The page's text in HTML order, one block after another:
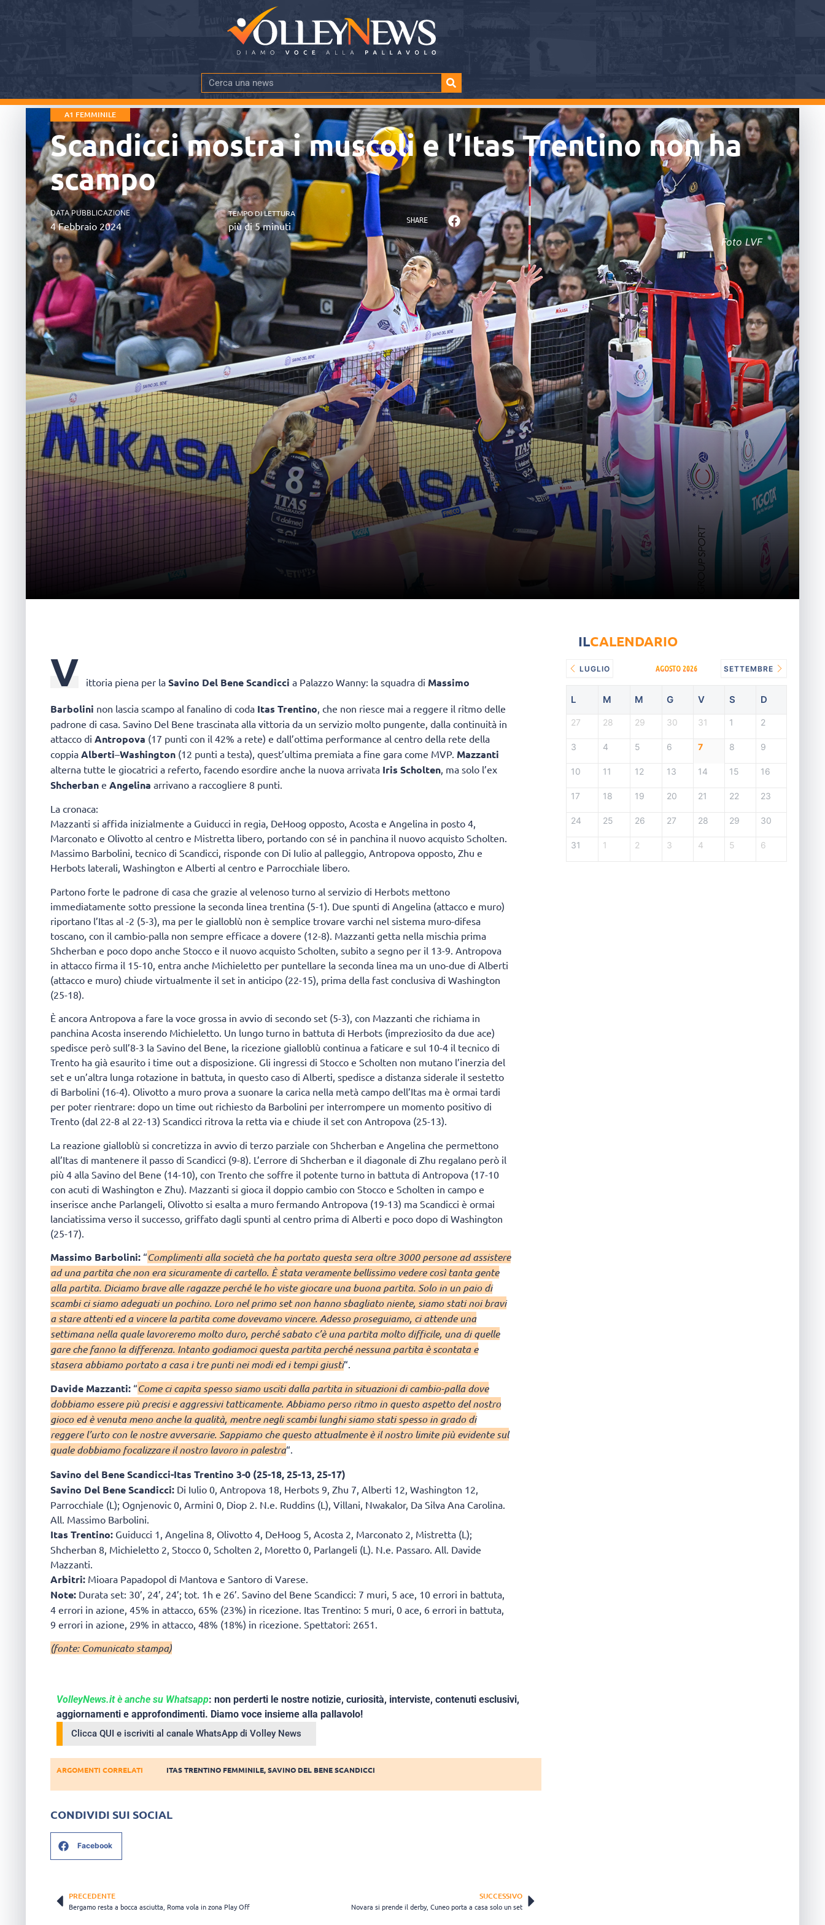
A1 FEMMINILE
Scandicci mostra i muscoli e l’Itas Trentino non ha
scampo
DATA PUBBLICAZIONE
4 Febbraio 2024
TEMPO DI LETTURA
più di 5 minuti SHARE
Foto LVF
V ittoria piena per la Savino Del Bene Scandicci a Palazzo Wanny: la squadra di Massimo
Barbolini non lascia scampo al fanalino di coda Itas Trentino , che non riesce mai a reggere il ritmo delle
padrone di casa. Savino Del Bene trascinata alla vittoria da un servizio molto pungente, dalla continuità in
attacco di Antropova (17 punti con il 42% a rete) e dall’ottima performance al centro della rete della
coppia Alberti–Washington (12 punti a testa), quest’ultima premiata a fine gara come MVP. Mazzanti
alterna tutte le giocatrici a referto, facendo esordire anche la nuova arrivata Iris Scholten , ma solo l’ex
Shcherban e Angelina arrivano a raccogliere 8 punti.
La cronaca:
Mazzanti si affida inizialmente a Guiducci in regia, DeHoog opposto, Acosta e Angelina in posto 4,
Marconato e Olivotto al centro e Mistretta libero, portando con sé in panchina il nuovo acquisto Scholten.
Massimo Barbolini, tecnico di Scandicci, risponde con Di Iulio al palleggio, Antropova opposto, Zhu e
Herbots laterali, Washington e Alberti al centro e Parrocchiale libero.
Partono forte le padrone di casa che grazie al velenoso turno al servizio di Herbots mettono
immediatamente sotto pressione la seconda linea trentina (5-1). Due spunti di Angelina (attacco e muro)
riportano l’Itas al -2 (5-3), ma per le gialloblù non è semplice trovare varchi nel sistema muro-difesa
toscano, con il cambio-palla non sempre efficace a dovere (12-8). Mazzanti getta nella mischia prima
Shcherban e poco dopo anche Stocco e il nuovo acquisto Scholten, subito a segno per il 13-9. Antropova
in attacco firma il 15-10, entra anche Michieletto per puntellare la seconda linea ma un uno-due di Alberti
(attacco e muro) chiude virtualmente il set in anticipo (22-15), prima della fast conclusiva di Washington
(25-18).
È ancora Antropova a fare la voce grossa in avvio di secondo set (5-3), con Mazzanti che richiama in
panchina Acosta inserendo Michieletto. Un lungo turno in battuta di Herbots (impreziosito da due ace)
spedisce però sull’8-3 la Savino del Bene, la ricezione gialloblù continua a faticare e sul 10-4 il tecnico di
Trento ha già esaurito i time out a disposizione. Gli ingressi di Stocco e Scholten non mutano l’inerzia del
set e un’altra lunga rotazione in battuta, in questo caso di Alberti, spedisce a distanza siderale il sestetto
di Barbolini (16-4). Olivotto a muro prova a suonare la carica nella metà campo dell’Itas ma è ormai tardi
per poter rientrare: dopo un time out richiesto da Barbolini per interrompere un momento positivo di
Trento (dal 22-8 al 22-13) Scandicci ritrova la retta via e chiude il set con Antropova (25-13).
La reazione gialloblù si concretizza in avvio di terzo parziale con Shcherban e Angelina che permettono
all’Itas di mantenere il passo di Scandicci (9-8). L’errore di Shcherban e il diagonale di Zhu regalano però il
più 4 alla Savino del Bene (14-10), con Trento che soffre il potente turno in battuta di Antropova (17-10
con acuti di Washington e Zhu). Mazzanti si gioca il doppio cambio con Stocco e Scholten in campo e
inserisce anche Parlangeli, Olivotto si esalta a muro fermando Antropova (19-13) ma Scandicci è ormai
lanciatissima verso il successo, griffato dagli spunti al centro prima di Alberti e poco dopo di Washington
(25-17).
Massimo Barbolini: “Complimenti alla società che ha portato questa sera oltre 3000 persone ad assistere
ad una partita che non era sicuramente di cartello. È stata veramente bellissimo vedere così tanta gente
alla partita. Diciamo brave alle ragazze perché le ho viste giocare una buona partita. Solo in un paio di
scambi ci siamo adeguati un pochino. Loro nel primo set non hanno sbagliato niente, siamo stati noi bravi
a stare attenti ed a vincere la partita come dovevamo vincere. Adesso proseguiamo, ci attende una
settimana nella quale lavoreremo molto duro, perché sabato c’è una partita molto difficile, una di quelle
gare che fanno la differenza. Intanto godiamoci questa partita perché nessuna partita è scontata e
stasera abbiamo portato a casa i tre punti nei modi ed i tempi giusti“.
Davide Mazzanti: “Come ci capita spesso siamo usciti dalla partita in situazioni di cambio-palla dove
dobbiamo essere più precisi e aggressivi tatticamente. Abbiamo perso ritmo in questo aspetto del nostro
gioco ed è venuta meno anche la qualità, mentre negli scambi lunghi siamo stati spesso in grado di
reggere l’urto con le nostre avversarie. Sappiamo che questo attualmente è il nostro limite più evidente sul
quale dobbiamo focalizzare il nostro lavoro in palestra“.
Savino del Bene Scandicci-Itas Trentino 3-0 (25-18, 25-13, 25-17)
Savino Del Bene Scandicci: Di Iulio 0, Antropova 18, Herbots 9, Zhu 7, Alberti 12, Washington 12,
Parrocchiale (L); Ognjenovic 0, Armini 0, Diop 2. N.e. Ruddins (L), Villani, Nwakalor, Da Silva Ana Carolina.
All. Massimo Barbolini.
Itas Trentino: Guiducci 1, Angelina 8, Olivotto 4, DeHoog 5, Acosta 2, Marconato 2, Mistretta (L);
Shcherban 8, Michieletto 2, Stocco 0, Scholten 2, Moretto 0, Parlangeli (L). N.e. Passaro. All. Davide
Mazzanti.
Arbitri: Mioara Papadopol di Mantova e Santoro di Varese.
Note: Durata set: 30’, 24’, 24’; tot. 1h e 26’. Savino del Bene Scandicci: 7 muri, 5 ace, 10 errori in battuta,
4 errori in azione, 45% in attacco, 65% (23%) in ricezione. Itas Trentino: 5 muri, 0 ace, 6 errori in battuta,
9 errori in azione, 29% in attacco, 48% (18%) in ricezione. Spettatori: 2651.
(fonte: Comunicato stampa)
VolleyNews.it è anche su Whatsapp: non perderti le nostre notizie, curiosità, interviste, contenuti esclusivi,
aggiornamenti e approfondimenti. Diamo voce insieme alla pallavolo!
Clicca QUI e iscriviti al canale WhatsApp di Volley News
ARGOMENTI CORRELATI ITAS TRENTINO FEMMINILE,SAVINO DEL BENE SCANDICCI
CONDIVIDI SUI SOCIAL
Facebook
PRECEDENTE
Bergamo resta a bocca asciutta, Roma vola in zona Play Off
SUCCESSIVO
Novara si prende il derby, Cuneo porta a casa solo un set
ILCALENDARIO
LUGLIO AGOSTO 2026 SETTEMBRE
L M M G V S D
27 28 29 30 31 1 2
3 4 5 6 7 8 9
10 11 12 13 14 15 16
17 18 19 20 21 22 23
24 25 26 27 28 29 30
31 1 2 3 4 5 6